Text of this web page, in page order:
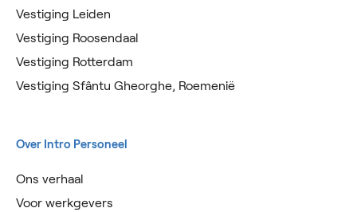
Vestiging Leiden
Vestiging Roosendaal
Vestiging Rotterdam
Vestiging Sfântu Gheorghe, Roemenië
Over Intro Personeel
Ons verhaal
Voor werkgevers